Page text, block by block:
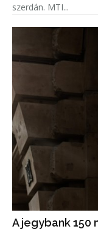
szerdán. MTI...
A jegybank 150